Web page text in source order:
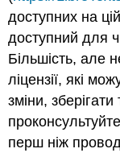
доступних на
доступний для
Більшість, але
ліцензії, які
зміни,
перш ніж